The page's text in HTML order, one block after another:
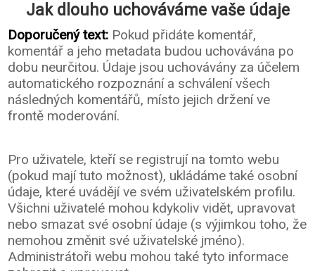
Jak dlouho uchováváme vaše údaje
Doporučený text: Pokud přidáte komentář,
komentář a jeho metadata budou uchovávána po
dobu neurčitou. Údaje jsou uchovávány za účelem
automatického rozpoznání a schválení všech
následných komentářů, místo jejich držení ve
frontě moderování.
Pro uživatele, kteří se registrují na tomto webu
(pokud mají tuto možnost), ukládáme také osobní
údaje, které uvádějí ve svém uživatelském profilu.
Všichni uživatelé mohou kdykoliv vidět, upravovat
nebo smazat své osobní údaje (s výjimkou toho, že
nemohou změnit své uživatelské jméno).
Administrátoři webu mohou také tyto informace